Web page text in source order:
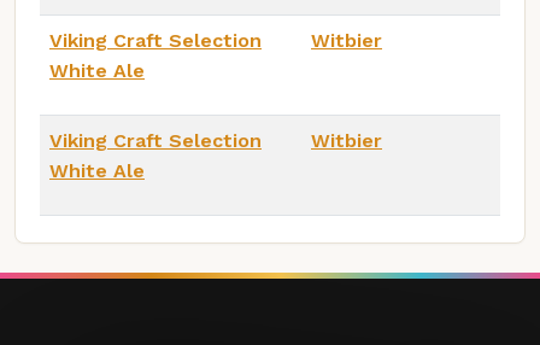
Viking Craft Selection
White Ale
Witbier
Viking Craft Selection
White Ale
Witbier